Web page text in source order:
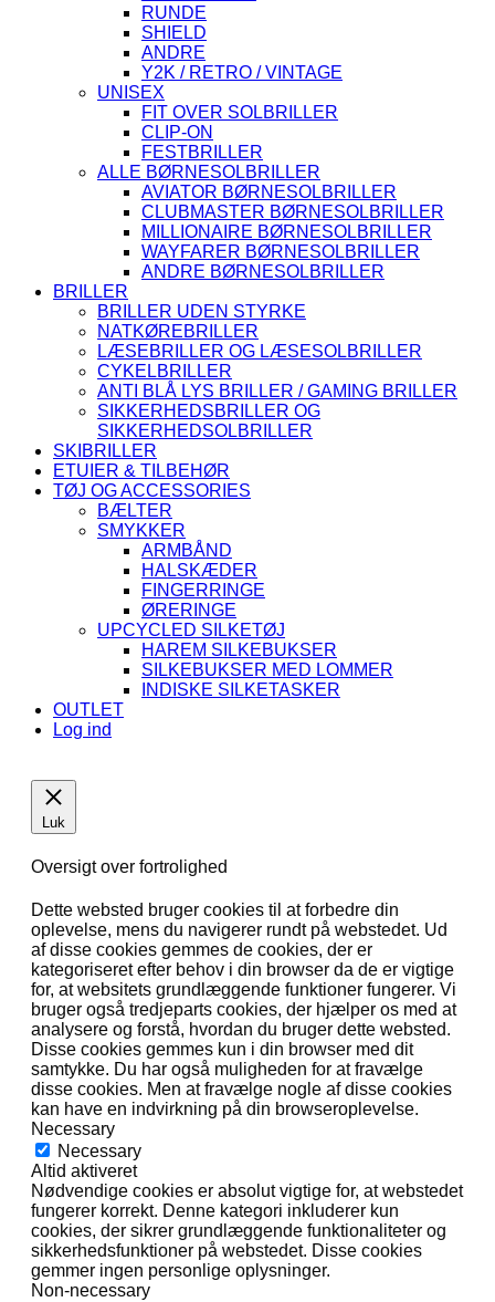
RUNDE
SHIELD
ANDRE
Y2K / RETRO / VINTAGE
UNISEX
FIT OVER SOLBRILLER
CLIP-ON
FESTBRILLER
ALLE BØRNESOLBRILLER
AVIATOR BØRNESOLBRILLER
CLUBMASTER BØRNESOLBRILLER
MILLIONAIRE BØRNESOLBRILLER
WAYFARER BØRNESOLBRILLER
ANDRE BØRNESOLBRILLER
BRILLER
BRILLER UDEN STYRKE
NATKØREBRILLER
LÆSEBRILLER OG LÆSESOLBRILLER
CYKELBRILLER
ANTI BLÅ LYS BRILLER / GAMING BRILLER
SIKKERHEDSBRILLER OG
SIKKERHEDSOLBRILLER
SKIBRILLER
ETUIER & TILBEHØR
TØJ OG ACCESSORIES
BÆLTER
SMYKKER
ARMBÅND
HALSKÆDER
FINGERRINGE
ØRERINGE
UPCYCLED SILKETØJ
HAREM SILKEBUKSER
SILKEBUKSER MED LOMMER
INDISKE SILKETASKER
OUTLET
Log ind
Luk
Oversigt over fortrolighed
Dette websted bruger cookies til at forbedre din
oplevelse, mens du navigerer rundt på webstedet. Ud
af disse cookies gemmes de cookies, der er
kategoriseret efter behov i din browser da de er vigtige
for, at websitets grundlæggende funktioner fungerer. Vi
bruger også tredjeparts cookies, der hjælper os med at
analysere og forstå, hvordan du bruger dette websted.
Disse cookies gemmes kun i din browser med dit
samtykke. Du har også muligheden for at fravælge
disse cookies. Men at fravælge nogle af disse cookies
kan have en indvirkning på din browseroplevelse.
Necessary
Necessary
Altid aktiveret
Nødvendige cookies er absolut vigtige for, at webstedet
fungerer korrekt. Denne kategori inkluderer kun
cookies, der sikrer grundlæggende funktionaliteter og
sikkerhedsfunktioner på webstedet. Disse cookies
gemmer ingen personlige oplysninger.
Non-necessary